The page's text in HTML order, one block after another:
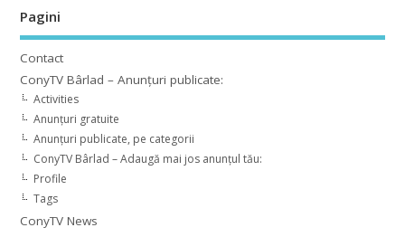
Pagini
Contact
ConyTV Bârlad – Anunțuri publicate:
Activities
Anunțuri gratuite
Anunțuri publicate, pe categorii
ConyTV Bârlad – Adaugă mai jos anunțul tău:
Profile
Tags
ConyTV News